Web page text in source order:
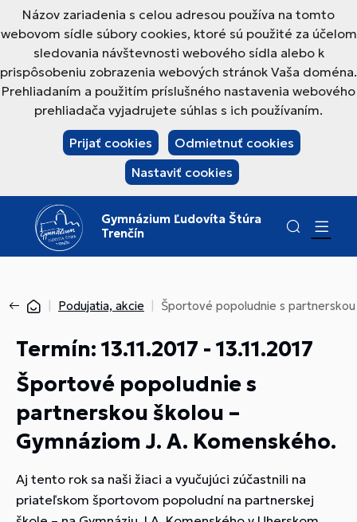
Názov zariadenia s celou adresou používa na tomto
webovom sídle súbory cookies, ktoré sú použité za účelom
sledovania návštevnosti webového sídla alebo k
prispôsobeniu zobrazenia webových stránok Vaša doména.
Prehliadaním a použitím príslušného nastavenia webového
prehliadača vyjadrujete súhlas s ich používaním.
Prijať cookies
Odmietnuť cookies
Nastaviť cookies
Gymnázium Ľudovíta Štúra
Trenčín
Podujatia, akcie Športové popoludnie s
Termín: 13.11.2017 - 13.11.2017
Športové popoludnie s
partnerskou školou –
Gymnáziom J. A. Komenského.
Aj tento rok sa naši žiaci a vyučujúci zúčastnili na
priateľskom športovom popoludní na partnerskej